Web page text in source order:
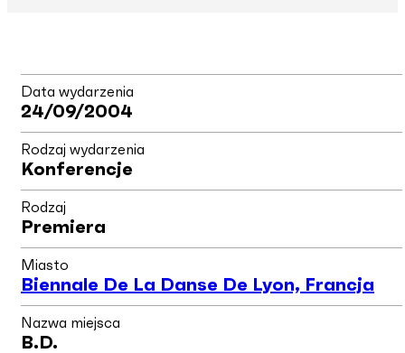
Data wydarzenia
24/09/2004
Rodzaj wydarzenia
Konferencje
Rodzaj
Premiera
Miasto
Biennale De La Danse De Lyon, Francja
Nazwa miejsca
B.d.